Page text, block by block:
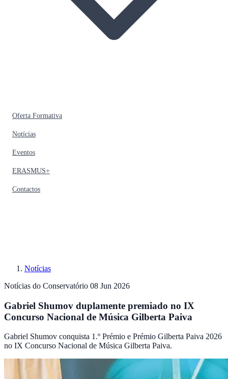
Oferta Formativa
Notícias
Eventos
ERASMUS+
Contactos
Notícias
Notícias do Conservatório 08 Jun 2026
Gabriel Shumov duplamente premiado no IX
Concurso Nacional de Música Gilberta Paiva
Gabriel Shumov conquista 1.º Prémio e Prémio Gilberta Paiva 2026
no IX Concurso Nacional de Música Gilberta Paiva.